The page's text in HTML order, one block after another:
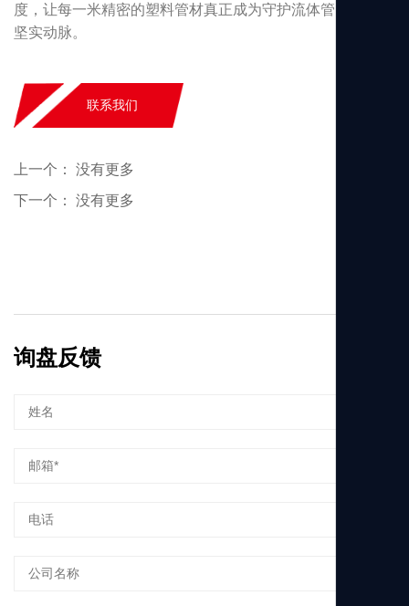
度，让每一米精密的塑料管材真正成为守护流体管网系统的
坚实动脉。
联系我们
上一个： 没有更多
下一个： 没有更多
询盘反馈